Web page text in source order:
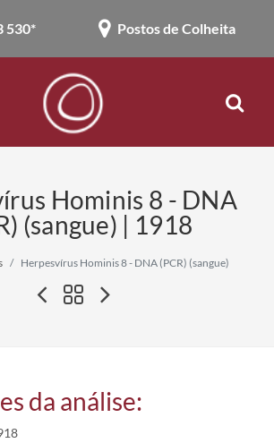
530* Postos de Colheita
Hominis 8 - DNA
(sangue) | 1918
Herpesvírus Hominis 8 - DNA (PCR) (sangue)
da análise: